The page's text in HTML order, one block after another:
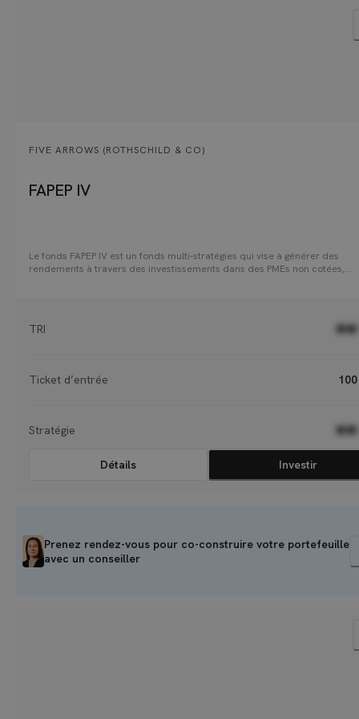
FIVE ARROWS (ROTHSCHILD & CO)
FAPEP IV
Le fonds FAPEP IV est un fonds multi-stratégies qui vise à générer des
rendements à travers des investissements dans des PMEs non cotées,
TRI
Ticket d’entrée
Stratégie
Détails Investir
Prenez rendez-vous pour co-construire votre portefeuille
avec un conseiller